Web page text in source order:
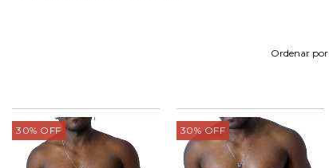
Ordenar por
30% OFF 30% OFF